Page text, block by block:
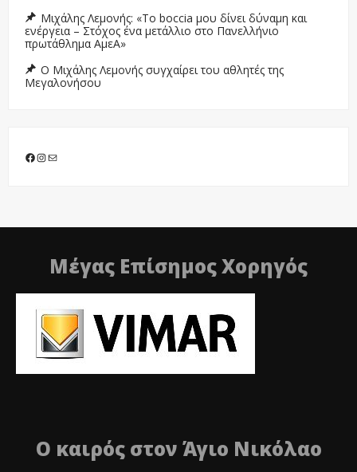
Μιχάλης Λεμονής: «Το boccia μου δίνει δύναμη και
ενέργεια – Στόχος ένα μετάλλιο στο Πανελλήνιο
πρωτάθλημα ΑμεΑ»
Ο Μιχάλης Λεμονής συγχαίρει του αθλητές της
Μεγαλονήσου
Facebook
Instagram
Μέγας Επίσημος Χορηγός
Ο καιρός στον Άγιο Νικόλαο